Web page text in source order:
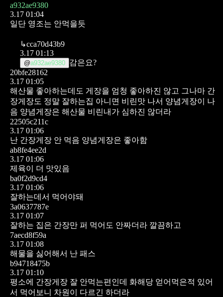
a932ae9380
3.17 01:04
일단 영조는 안먹을듯
↳cca70d43b9
3.17 01:13
@a932ae9380 감은요?
20bfe28162
3.17 01:05
해산물 좋아하는데도 게장을 엄청 좋아하진 않고 그나마 간
장게장도 정말 잘하는집 아니면 비린맛 나서 양념게장이 나
음 양념게장은 해산물 비린내가 심하진 않더라
22505c211c
3.17 01:06
난 간장게장 안 먹음 양념게장은 좋아함
ab8fe4ee2d
3.17 01:06
제육이 더 맛있음
ba0f2d9cd4
3.17 01:06
잘하는데서 먹어야돼
3a0637787e
3.17 01:07
잘하는 집은 간장만 퍼 먹어도 안짜더라 깔끔하고
7aecd8f59a
3.17 01:08
해물을 싫어해서 난 패스
b94718475b
3.17 01:10
평소에 간장게장 잘 안먹는편인데 화해당 얻어먹은적 있어
서 먹어보니 차원이 다르긴 하더라